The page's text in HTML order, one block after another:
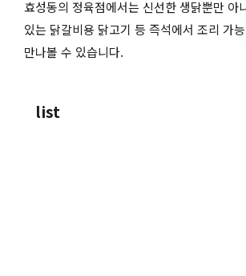
효성동의 정육점에서는 신선한 생닭뿐만 아
있는 닭갈비용 닭고기 등 즉석에서 조리 가
만나볼 수 있습니다.
list